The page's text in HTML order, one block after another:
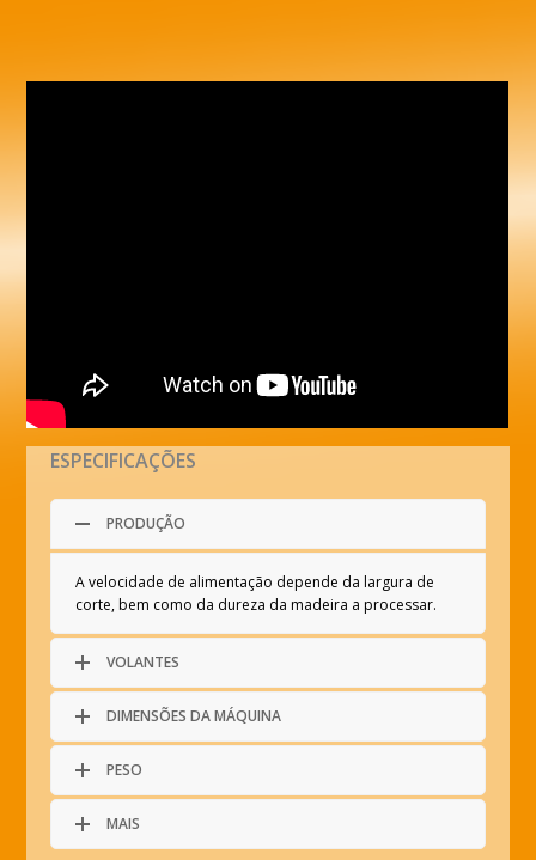
ESPECIFICAÇÕES
PRODUÇÃO
A velocidade de alimentação depende da largura de
corte, bem como da dureza da madeira a processar.
VOLANTES
DIMENSÕES DA MÁQUINA
PESO
MAIS